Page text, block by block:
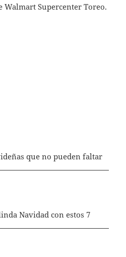
Walmart Supercenter Toreo.
que no pueden faltar
Navidad con estos 7